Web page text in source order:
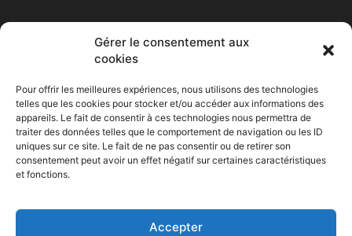
Gérer le consentement aux
cookies
Pour offrir les meilleures expériences, nous utilisons des technologies
telles que les cookies pour stocker et/ou accéder aux informations des
appareils. Le fait de consentir à ces technologies nous permettra de
traiter des données telles que le comportement de navigation ou les ID
uniques sur ce site. Le fait de ne pas consentir ou de retirer son
consentement peut avoir un effet négatif sur certaines caractéristiques
et fonctions.
Accepter
Accueil Economie Entreprises Entrepreneur
Maghreb